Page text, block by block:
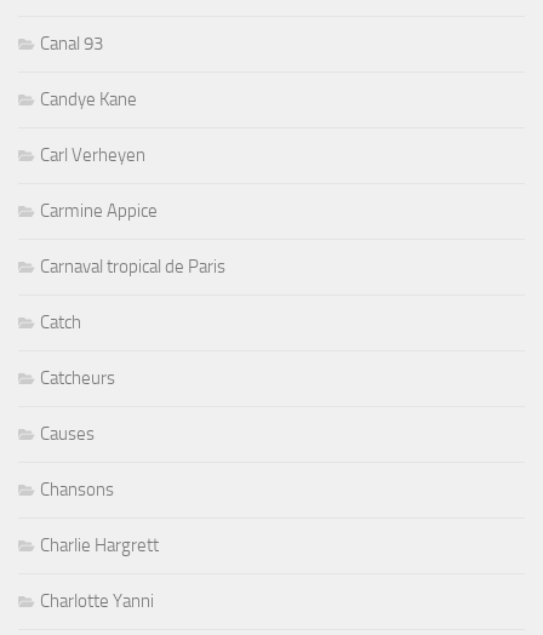
Canal 93
Candye Kane
Carl Verheyen
Carmine Appice
Carnaval tropical de Paris
Catch
Catcheurs
Causes
Chansons
Charlie Hargrett
Charlotte Yanni